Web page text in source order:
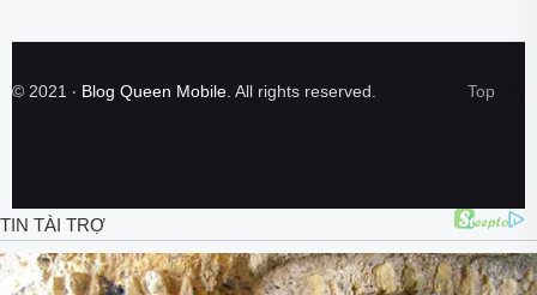
© 2021 ‧ Blog Queen Mobile. All rights reserved.